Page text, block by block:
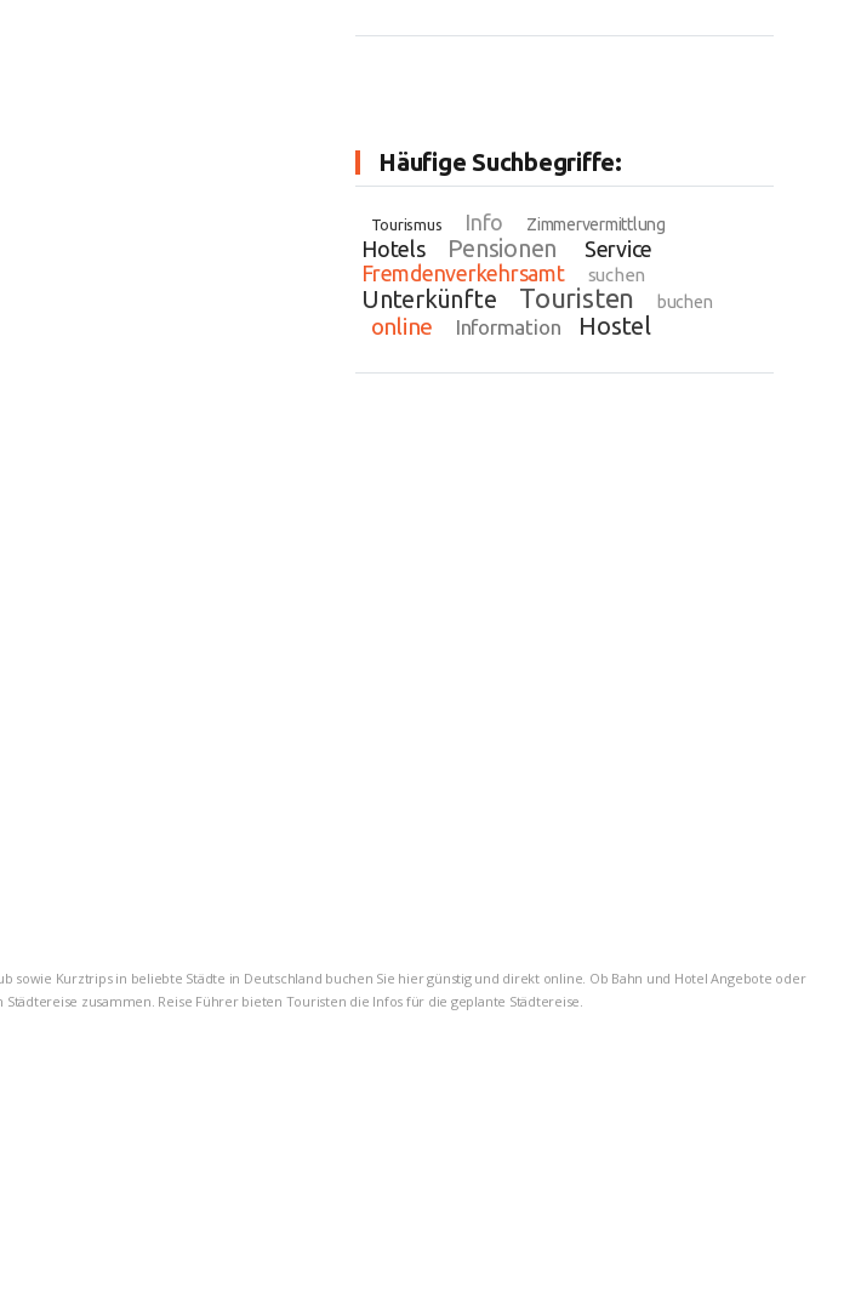
Häufige Suchbegriffe:
Tourismus Info Zimmervermittlung
Hotels Pensionen
Service
Fremdenverkehrsamt
suchen
Unterkünfte Touristen buchen
online Information Hostel
Kurztrips in beliebte Städte in Deutschland buchen Sie hier günstig und direkt online. Ob Bahn und Hotel Angebote oder
zusammen. Reise Führer bieten Touristen die Infos für die geplante Städtereise.